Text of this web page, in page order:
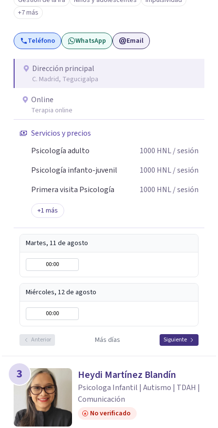
para usted. Esta es una excelente oportunidad para
avanzar y progresar juntos.
+7 más
Teléfono WhatsApp Email
Dirección principal
C. Madrid, Tegucigalpa
Online
Terapia online
Servicios y precios
Psicología adulto
1000 HNL/ sesión
Psicología infanto-juvenil
1000 HNL/ sesión
Primera visita Psicología
1000 HNL/ sesión
+1 más
Martes, 11 de agosto
00:00
Miércoles, 12 de agosto
00:00
Anterior Más días Siguiente
3 Heydi Martínez Blandín
Psicologa Infantil | Autismo | TDAH |
Comunicación
No verificado